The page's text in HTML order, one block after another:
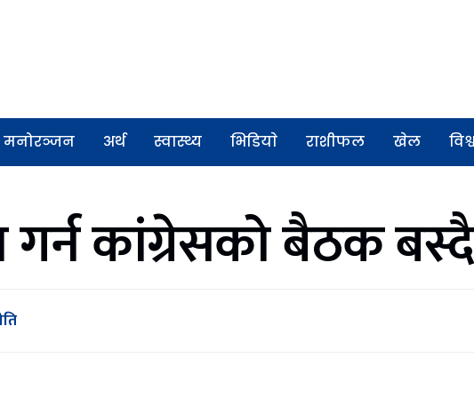
मनोरञ्जन अर्थ स्वास्थ्य भिडियाे राशीफल खेल
गर्न कांग्रेसको बैठक बस्दै